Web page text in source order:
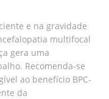
e na gravidade
multifocal
gera uma
Recomenda-se
ao benefício BPC-
da